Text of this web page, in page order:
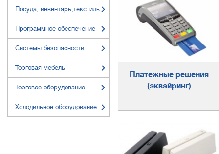
Посуда, инвентарь,текстиль
Программное обеспечение
Системы безопасности
Торговая мебель
Торговое оборудование
Холодильное оборудование
Платежные решения
(эквайринг)